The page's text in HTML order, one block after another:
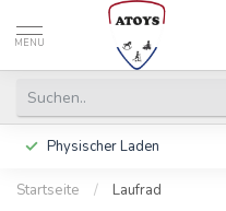
MENU
Physischer Laden
Startseite / Laufrad